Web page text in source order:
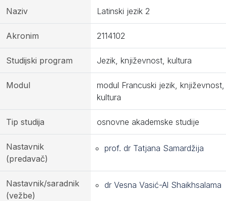
Naziv Latinski jezik 2
Akronim 2114102
Studijski program Jezik, književnost, kultura
Modul
modul Francuski jezik, književnost,
kultura
Tip studija osnovne akademske studije
Nastavnik
(predavač)
prof. dr Tatjana Samardžija
Nastavnik/saradnik
(vežbe)
dr Vesna Vasić-Al Shaikhsalama